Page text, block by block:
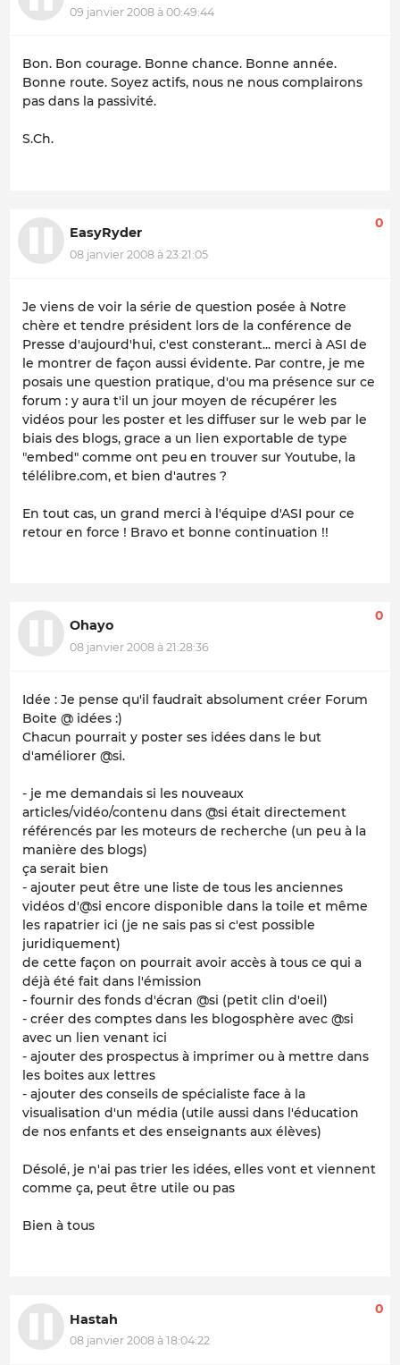
09 janvier 2008 à 00:49:44
Bon. Bon courage. Bonne chance. Bonne année.
Bonne route. Soyez actifs, nous ne nous complairons
pas dans la passivité.
S.Ch.
EasyRyder
08 janvier 2008 à 23:21:05
0
Je viens de voir la série de question posée à Notre
chère et tendre président lors de la conférence de
Presse d'aujourd'hui, c'est consterant... merci à ASI de
le montrer de façon aussi évidente. Par contre, je me
posais une question pratique, d'ou ma présence sur ce
forum : y aura t'il un jour moyen de récupérer les
vidéos pour les poster et les diffuser sur le web par le
biais des blogs, grace a un lien exportable de type
"embed" comme ont peu en trouver sur Youtube, la
télélibre.com, et bien d'autres ?
En tout cas, un grand merci à l'équipe d'ASI pour ce
retour en force ! Bravo et bonne continuation !!
Ohayo
08 janvier 2008 à 21:28:36
0
Idée : Je pense qu'il faudrait absolument créer Forum
Boite @ idées :)
Chacun pourrait y poster ses idées dans le but
d'améliorer @si.
- je me demandais si les nouveaux
articles/vidéo/contenu dans @si était directement
référencés par les moteurs de recherche (un peu à la
manière des blogs)
ça serait bien
- ajouter peut être une liste de tous les anciennes
vidéos d'@si encore disponible dans la toile et même
les rapatrier ici (je ne sais pas si c'est possible
juridiquement)
de cette façon on pourrait avoir accès à tous ce qui a
déjà été fait dans l'émission
- fournir des fonds d'écran @si (petit clin d'oeil)
- créer des comptes dans les blogosphère avec @si
avec un lien venant ici
- ajouter des prospectus à imprimer ou à mettre dans
les boites aux lettres
- ajouter des conseils de spécialiste face à la
visualisation d'un média (utile aussi dans l'éducation
de nos enfants et des enseignants aux élèves)
Désolé, je n'ai pas trier les idées, elles vont et viennent
comme ça, peut être utile ou pas
Bien à tous
Hastah
08 janvier 2008 à 18:04:22
0